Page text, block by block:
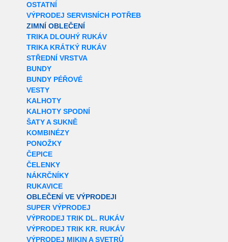
OSTATNÍ
VÝPRODEJ SERVISNÍCH POTŘEB
ZIMNÍ OBLEČENÍ
TRIKA DLOUHÝ RUKÁV
TRIKA KRÁTKÝ RUKÁV
STŘEDNÍ VRSTVA
BUNDY
BUNDY PÉŘOVÉ
VESTY
KALHOTY
KALHOTY SPODNÍ
ŠATY A SUKNĚ
KOMBINÉZY
PONOŽKY
ČEPICE
ČELENKY
NÁKRČNÍKY
RUKAVICE
OBLEČENÍ VE VÝPRODEJI
SUPER VÝPRODEJ
VÝPRODEJ TRIK DL. RUKÁV
VÝPRODEJ TRIK KR. RUKÁV
VÝPRODEJ MIKIN A SVETRŮ